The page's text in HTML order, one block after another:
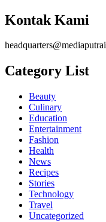
Kontak Kami
Category List
Beauty
Culinary
Education
Entertainment
Fashion
Health
News
Recipes
Stories
Technology
Travel
Uncategorized